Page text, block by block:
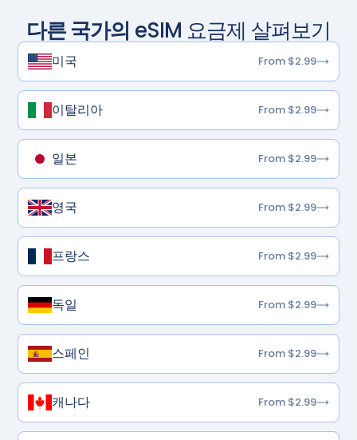
다른 국가의 eSIM 요금제 살펴보기
미국 From $2.99
이탈리아 From $2.99
일본 From $2.99
영국 From $2.99
프랑스 From $2.99
독일 From $2.99
스페인 From $2.99
캐나다 From $2.99